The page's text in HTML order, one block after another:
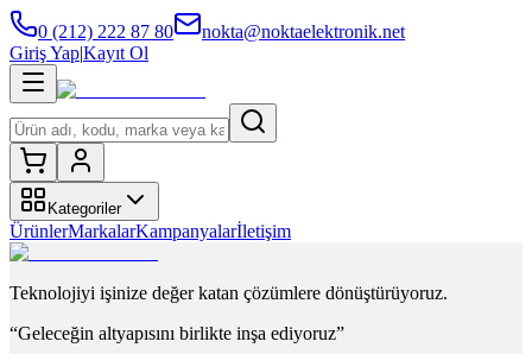
0 (212) 222 87 80
nokta@noktaelektronik.net
Giriş Yap|Kayıt Ol
Kategoriler
ÜrünlerMarkalarKampanyalarİletişim
Teknolojiyi işinize değer katan çözümlere dönüştürüyoruz.
“Geleceğin altyapısını birlikte inşa ediyoruz”